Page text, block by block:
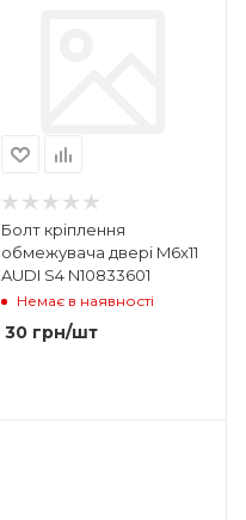
Болт кріплення
обмежувача двері M6x11
AUDI S4 N10833601
Немає в наявності
30грн/шт